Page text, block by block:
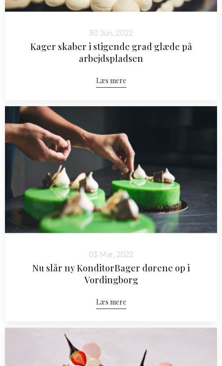
30 Jun, 2022
Kager skaber i stigende grad glæde på
arbejdspladsen
Læs mere
03 Mar, 2022
Nu slår ny KonditorBager dørene op i
Vordingborg
Læs mere